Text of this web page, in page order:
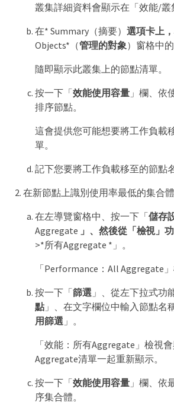
叢集詳細資料會顯示在「效能/叢
在* Summary（摘要） 選項卡上
Objects*（管理的對象）窗格中
隨即顯示此叢集上的節點清單。
按一下「效能使用容量」欄、依
排序節點。
這會提供您可能想要將工作負載
單。
記下您要將工作負載移至的節點名
在新節點上識別使用率最低的集合體
在左導覽窗格中、按一下「儲存
Aggregate 」、然後從「檢視」
>*所有Aggregate *」。
「Performance：All Aggregate
按一下「篩選 」、從左下拉式功
點」、在文字欄位中輸入節點名
用篩選 」。
「效能：所有Aggregate」檢視
Aggregate清單一起重新顯示。
按一下「效能使用容量」欄、依
序集合體。